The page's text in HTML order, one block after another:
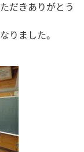
だきありがとう
りました。